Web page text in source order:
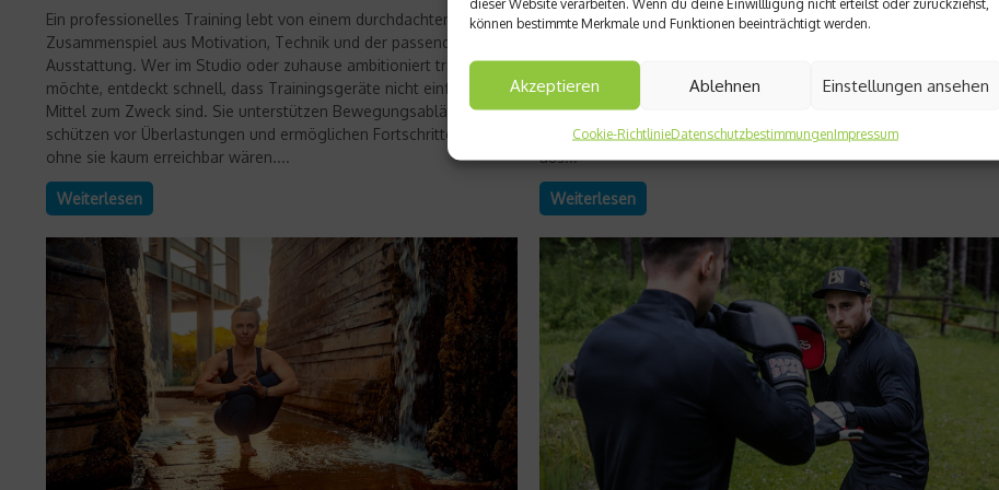
dieser Website verarbeiten. Wenn du deine Einwillligung nicht erteilst oder zurückziehst,
können bestimmte Merkmale und Funktionen beeinträchtigt werden.
Akzeptieren Ablehnen Einstellungen ansehen
Cookie-RichtlinieDatenschutzbestimmungenImpressum
Ein professionelles Training lebt von einem durchdachten
Zusammenspiel aus Motivation, Technik und der passenden
Ausstattung. Wer im Studio oder zuhause ambitioniert trainieren
möchte, entdeckt schnell, dass Trainingsgeräte nicht einfach nur
Mittel zum Zweck sind. Sie unterstützen Bewegungsabläufe,
schützen vor Überlastungen und ermöglichen Fortschritte, die
ohne sie kaum erreichbar wären....
Weiterlesen
Ein schneller Pass, ein präziser Schlag, ein geübter Blick – viele
Auge. Visuelle Leistungsfähigkeit ist ein oft unterschätzter Teil
des Trainings, obwohl sie entscheidend darüber bestimmt, wie
schnell Reize erkannt und Bewegungen umgesetzt werden. Ob im
Teamsport, beim Schießen oder im Alltag – das Zusammenspiel
aus...
Weiterlesen